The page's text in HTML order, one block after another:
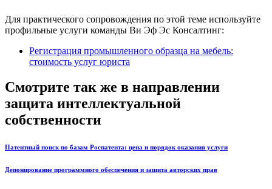
Для практического сопровождения по этой теме используйте
профильные услуги команды Ви Эф Эс Консалтинг:
Регистрация промышленного образца на мебель:
стоимость услуг юриста
Смотрите так же в направлении
защита интеллектуальной
собственности
Патентный поиск по базам Роспатента: цена и порядок оказания услуги
Депонирование программного обеспечения и защита авторских прав